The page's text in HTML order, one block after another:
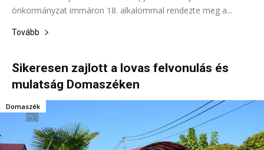
önkormányzat immáron 18. alkalommal rendezte meg a...
Tovább
Sikeresen zajlott a lovas felvonulás és
mulatság Domaszéken
Domaszék